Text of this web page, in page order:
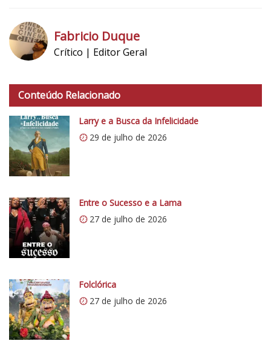
t
p
s
:
/
/
0
.
w
p
.
o
m
/
v
e
Fabricio Duque
Crítico | Editor Geral
Conteúdo Relacionado
Larry e a Busca da Infelicidade
29 de julho de 2026
Entre o Sucesso e a Lama
27 de julho de 2026
Folclórica
27 de julho de 2026